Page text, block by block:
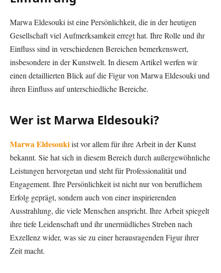
Marwa Eldesouki ist eine Persönlichkeit, die in der heutigen
Gesellschaft viel Aufmerksamkeit erregt hat. Ihre Rolle und ihr
Einfluss sind in verschiedenen Bereichen bemerkenswert,
insbesondere in der Kunstwelt. In diesem Artikel werfen wir
einen detaillierten Blick auf die Figur von Marwa Eldesouki und
ihren Einfluss auf unterschiedliche Bereiche.
Wer ist Marwa Eldesouki?
Marwa Eldesoukiist vor allem für ihre Arbeit in der Kunst
bekannt. Sie hat sich in diesem Bereich durch außergewöhnliche
Leistungen hervorgetan und steht für Professionalität und
Engagement. Ihre Persönlichkeit ist nicht nur von beruflichem
Erfolg geprägt, sondern auch von einer inspirierenden
Ausstrahlung, die viele Menschen anspricht. Ihre Arbeit spiegelt
ihre tiefe Leidenschaft und ihr unermüdliches Streben nach
Exzellenz wider, was sie zu einer herausragenden Figur ihrer
Zeit macht.